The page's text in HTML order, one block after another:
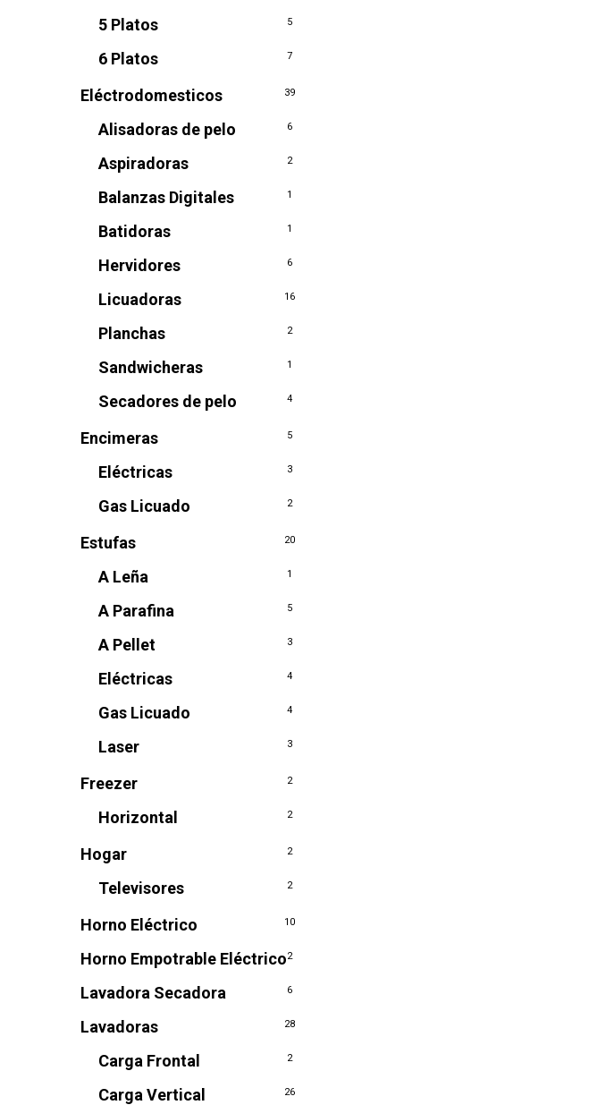
5 Platos 5
6 Platos 7
Eléctrodomesticos 39
Alisadoras de pelo 6
Aspiradoras 2
Balanzas Digitales 1
Batidoras 1
Hervidores 6
Licuadoras 16
Planchas 2
Sandwicheras 1
Secadores de pelo 4
Encimeras 5
Eléctricas 3
Gas Licuado 2
Estufas 20
A Leña 1
A Parafina 5
A Pellet 3
Eléctricas 4
Gas Licuado 4
Laser 3
Freezer 2
Horizontal 2
Hogar 2
Televisores 2
Horno Eléctrico 10
Horno Empotrable Eléctrico2
Lavadora Secadora 6
Lavadoras 28
Carga Frontal 2
Carga Vertical 26